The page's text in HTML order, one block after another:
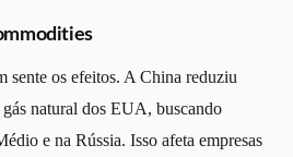
sente os efeitos. A China reduziu
natural dos EUA, buscando
e na Rússia. Isso afeta empresas